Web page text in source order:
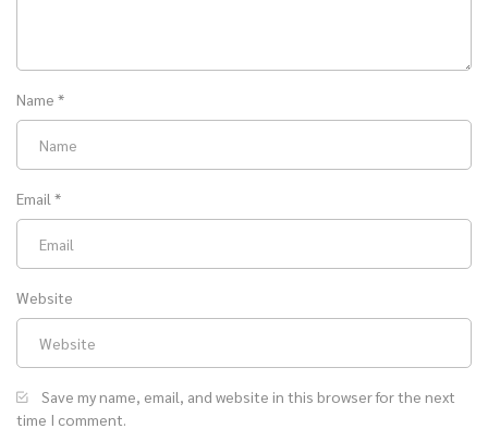
Name *
Email *
Website
Save my name, email, and website in this browser for the next
time I comment.